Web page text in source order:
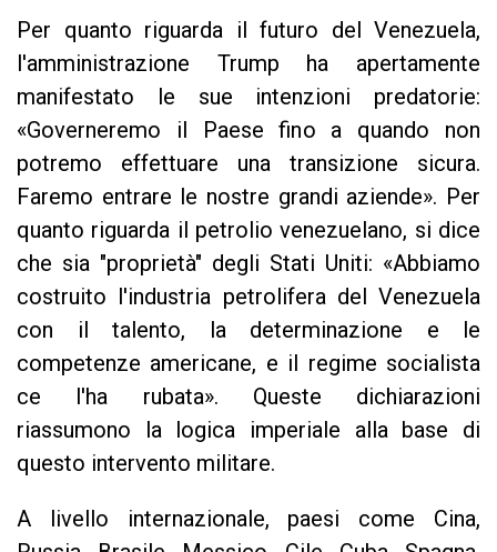
Per quanto riguarda il futuro del Venezuela,
l'amministrazione Trump ha apertamente
manifestato le sue intenzioni predatorie:
«Governeremo il Paese fino a quando non
potremo effettuare una transizione sicura.
Faremo entrare le nostre grandi aziende». Per
quanto riguarda il petrolio venezuelano, si dice
che sia "proprietà" degli Stati Uniti: «Abbiamo
costruito l'industria petrolifera del Venezuela
con il talento, la determinazione e le
competenze americane, e il regime socialista
ce l'ha rubata». Queste dichiarazioni
riassumono la logica imperiale alla base di
questo intervento militare.
A livello internazionale, paesi come Cina,